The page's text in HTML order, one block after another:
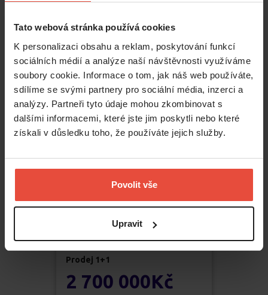
Tato webová stránka používá cookies
K personalizaci obsahu a reklam, poskytování funkcí
sociálních médií a analýze naší návštěvnosti využíváme
soubory cookie. Informace o tom, jak náš web používáte,
sdílíme se svými partnery pro sociální média, inzerci a
analýzy. Partneři tyto údaje mohou zkombinovat s
dalšími informacemi, které jste jim poskytli nebo které
získali v důsledku toho, že používáte jejich služby.
Povolit vše
Upravit
17 950 000
Praha - Bubeneč
U Studánky
96m2
Prodej 1+1
2 700 000Kč